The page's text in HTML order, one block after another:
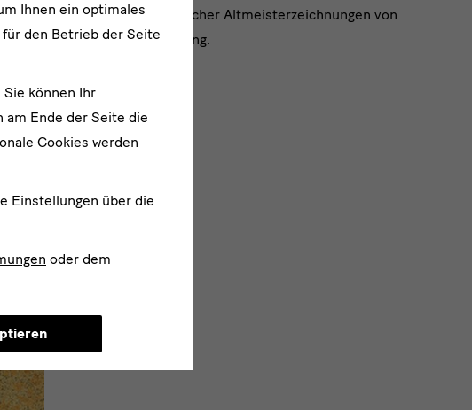
Sammlung italienischer Altmeisterzeichnungen von
internationalem Rang.
Ihnen ein optimales
den Betrieb der Seite
Sie können Ihr
Ende der Seite die
Cookies werden
Einstellungen über die
oder dem